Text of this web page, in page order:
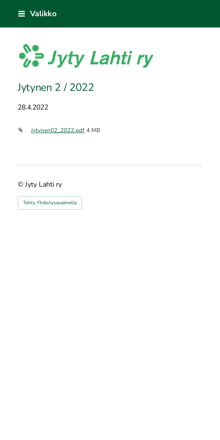
sisältöön
Valikko
Jyty Lahti ry
Jytynen 2 / 2022
28.4.2022
Jytynen02_2022.pdf 4 MB
© Jyty Lahti ry
Tehty Yhdistysavaimella